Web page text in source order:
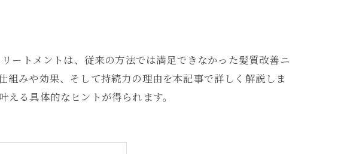
ートメントは、従来の方法では満足できなかった髪質改善ニ
みや効果、そして持続力の理由を本記事で詳しく解説しま
る具体的なヒントが得られます。